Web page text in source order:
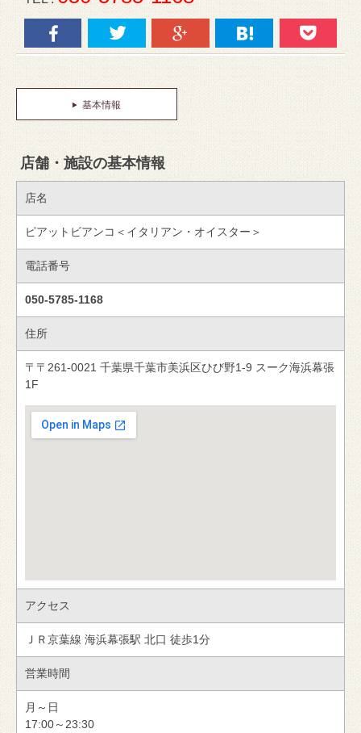
基本情報
店舗・施設の基本情報
店名
ピアットビアンコ＜イタリアン・オイスター＞
電話番号
050-5785-1168
住所
〒〒261-0021 千葉県千葉市美浜区ひび野1-9 スーク海浜幕張
1F
アクセス
ＪＲ京葉線 海浜幕張駅 北口 徒歩1分
営業時間
月～日
17:00～23:30